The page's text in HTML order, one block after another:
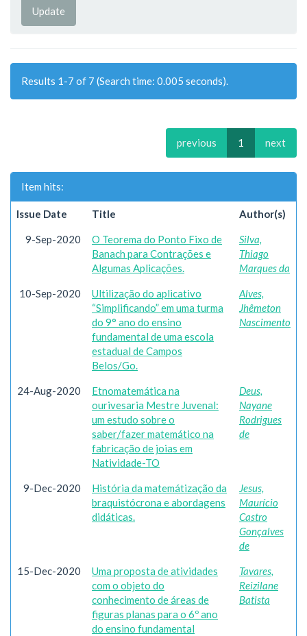
Results 1-7 of 7 (Search time: 0.005 seconds).
previous 1 next
Item hits:
Issue Date Title Author(s)
9-Sep-2020
O Teorema do Ponto Fixo de
Banach para Contrações e
Algumas Aplicações.
Silva,
Thiago
Marques da
10-Sep-2020
Ultilização do aplicativo
“Simplificando” em uma turma
do 9° ano do ensino
fundamental de uma escola
estadual de Campos
Belos/Go.
Alves,
Jhêmeton
Nascimento
24-Aug-2020
Etnomatemática na
ourivesaria Mestre Juvenal:
um estudo sobre o
saber/fazer matemático na
fabricação de joias em
Natividade-TO
Deus,
Nayane
Rodrigues
de
9-Dec-2020
História da matemátização da
braquistócrona e abordagens
didáticas.
Jesus,
Maurício
Castro
Gonçalves
de
15-Dec-2020
Uma proposta de atividades
com o objeto do
conhecimento de áreas de
figuras planas para o 6º ano
do ensino fundamental
Tavares,
Reizilane
Batista